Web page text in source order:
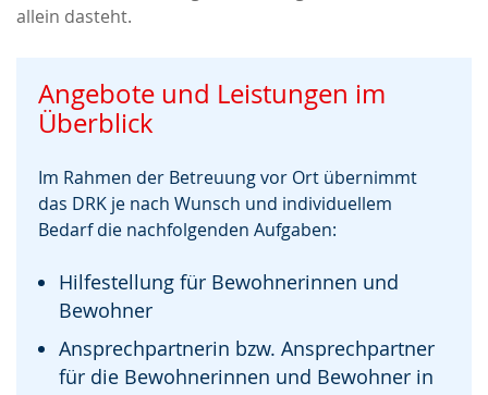
allein dasteht.
Angebote und Leistungen im
Überblick
Im Rahmen der Betreuung vor Ort übernimmt
das DRK je nach Wunsch und individuellem
Bedarf die nachfolgenden Aufgaben:
Hilfestellung für Bewohnerinnen und
Bewohner
Ansprechpartnerin bzw. Ansprechpartner
für die Bewohnerinnen und Bewohner in